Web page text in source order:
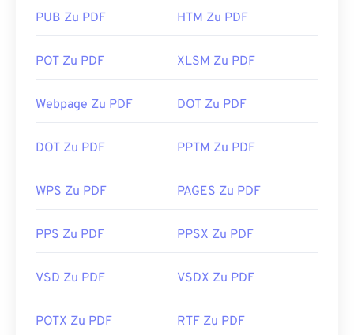
PUB Zu PDF HTM Zu PDF
POT Zu PDF XLSM Zu PDF
Webpage Zu PDF DOT Zu PDF
DOT Zu PDF PPTM Zu PDF
WPS Zu PDF PAGES Zu PDF
PPS Zu PDF PPSX Zu PDF
VSD Zu PDF VSDX Zu PDF
POTX Zu PDF RTF Zu PDF